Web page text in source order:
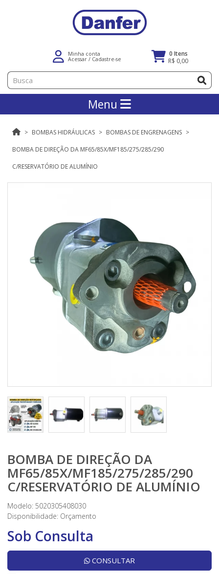
Minha conta
Acessar / Cadastre-se
0 Itens
R$ 0,00
Menu
BOMBAS HIDRÁULICAS BOMBAS DE ENGRENAGENS
BOMBA DE DIREÇÃO DA MF65/85X/MF185/275/285/290
C/RESERVATÓRIO DE ALUMÍNIO
BOMBA DE DIREÇÃO DA
MF65/85X/MF185/275/285/290
C/RESERVATÓRIO DE ALUMÍNIO
Modelo: 5020305408030
Disponibilidade: Orçamento
Sob Consulta
CONSULTAR